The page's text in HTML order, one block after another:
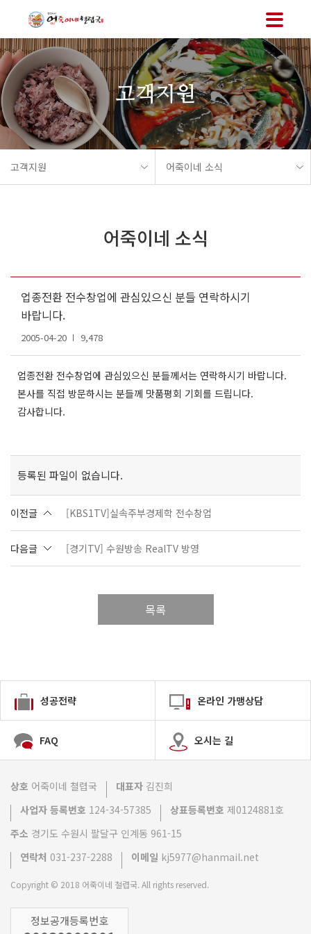
메뉴 바로가기
고객지원
고객지원 어죽이네 소식
어죽이네 소식
업종전환 전수창업에 관심있으신 분들 연락하시기
바랍니다.
2005-04-20 9,478
업종전환 전수창업에 관심있으신 분들께서는 연락하시기 바랍니다.
본사를 직접 방문하시는 분들께 맛품평회 기회를 드립니다.
감사합니다.
등록된 파일이 없습니다.
이전글 [KBS1TV]실속주부경제학 전수창업
다음글 [경기TV] 수원방송 RealTV 방영
목록
성공전략 온라인 가맹상담
FAQ 오시는 길
상호 어죽이네 쳘렵국 대표자 김진희
사업자 등록번호 124-34-57385 상표등록번호 제0124881호
주소 경기도 수원시 팔달구 인계동 961-15
연락처 031-237-2288 이메일 kj5977@hanmail.net
Copyright © 2018 어죽이네 철렵국. All rights reserved.
정보공개등록번호